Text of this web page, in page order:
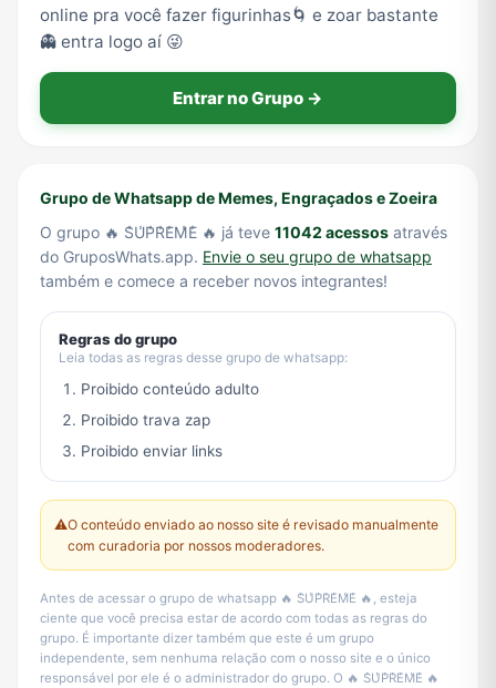
Vídeos
online pra você fazer figurinhas🌀 e zoar bastante
👻 entra logo aí 😜
Entrar no Grupo →
Grupo de Whatsapp de Memes, Engraçados e Zoeira
O grupo 🔥 S̾U̾P̾R̾E̾M̾E̾ 🔥 já teve 11042 acessos através
do GruposWhats.app. Envie o seu grupo de whatsapp
também e comece a receber novos integrantes!
Regras do grupo
Leia todas as regras desse grupo de whatsapp:
Proibido conteúdo adulto
Proibido trava zap
Proibido enviar links
⚠️O conteúdo enviado ao nosso site é revisado manualmente
com curadoria por nossos moderadores.
Antes de acessar o grupo de whatsapp 🔥 S̾U̾P̾R̾E̾M̾E̾ 🔥, esteja
ciente que você precisa estar de acordo com todas as regras do
grupo. É importante dizer também que este é um grupo
independente, sem nenhuma relação com o nosso site e o único
responsável por ele é o administrador do grupo. O 🔥 S̾U̾P̾R̾E̾M̾E̾ 🔥